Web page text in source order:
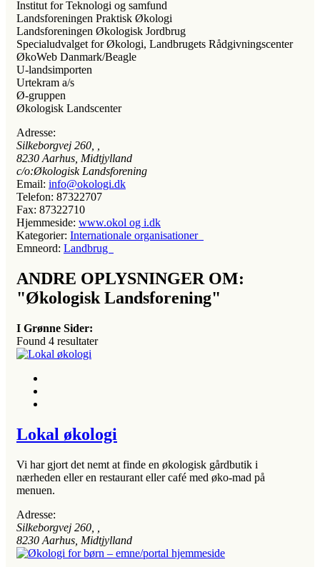
Institut for Teknologi og samfund
Landsforeningen Praktisk Økologi
Landsforeningen Økologisk Jordbrug
Specialudvalget for Økologi, Landbrugets Rådgivningscenter
ØkoWeb Danmark/Beagle
U-landsimporten
Urtekram a/s
Ø-gruppen
Økologisk Landscenter
Adresse:
Silkeborgvej 260
8230 Aarhus, Midtjylland
c/o:Økologisk Landsforening
Email: info@okologi.dk
Telefon: 87322707
Fax: 87322710
Hjemmeside: www.okol og i.dk
Kategorier: Internationale organisationer
Emneord: Landbrug
ANDRE OPLYSNINGER OM:
"Økologisk Landsforening"
I Grønne Sider:
Found 4 resultater
Lokal økologi
Vi har gjort det nemt at finde en økologisk gårdbutik i
nærheden eller en restaurant eller café med øko-mad på
menuen.
Adresse:
Silkeborgvej 260
8230 Aarhus, Midtjylland